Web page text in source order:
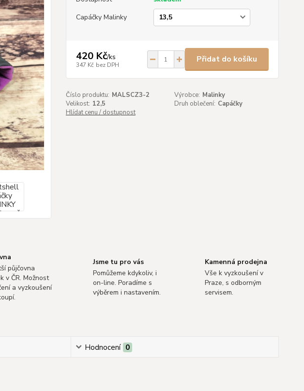
Capáčky Malinky
420 Kč/ks
347 Kč bez DPH
Přidat do košíku
Číslo produktu: MALSCZ3-2 Výrobce: Malinky
Velikost: 12,5 Druh oblečení: Capáčky
Hlídat cenu / dostupnost
půjčovna
v ČR. Možnost
a vyzkoušení
Jsme tu pro vás
Pomůžeme kdykoliv, i
on-line. Poradíme s
výběrem i nastavením.
Kamenná prodejna
Vše k vyzkoušení v
Praze, s odborným
servisem.
Hodnocení 0